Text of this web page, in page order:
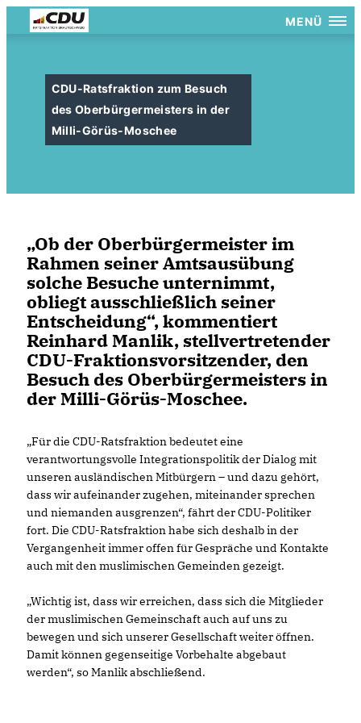
MENÜ
CDU-Ratsfraktion zum Besuch
des Oberbürgermeisters in der
Milli-Görüs-Moschee
Ob der Oberbürgermeister im
Rahmen seiner Amtsausübung
solche Besuche unternimmt,
obliegt ausschließlich seiner
Entscheidung“, kommentiert
Reinhard Manlik, stellvertretender
CDU-Fraktionsvorsitzender, den
Besuch des Oberbürgermeisters in
der Milli-Görüs-Moschee.
Für die CDU-Ratsfraktion bedeutet eine
verantwortungsvolle Integrationspolitik der Dialog mit
unseren ausländischen Mitbürgern – und dazu gehört,
dass wir aufeinander zugehen, miteinander sprechen
und niemanden ausgrenzen“, fährt der CDU-Politiker
fort. Die CDU-Ratsfraktion habe sich deshalb in der
Vergangenheit immer offen für Gespräche und Kontakte
auch mit den muslimischen Gemeinden gezeigt.
Wichtig ist, dass wir erreichen, dass sich die Mitglieder
der muslimischen Gemeinschaft auch auf uns zu
bewegen und sich unserer Gesellschaft weiter öffnen.
Damit können gegenseitige Vorbehalte abgebaut
werden“, so Manlik abschließend.